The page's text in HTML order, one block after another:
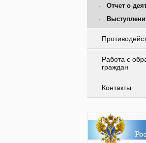
Отчет о
Работа с
граждан
Контакты